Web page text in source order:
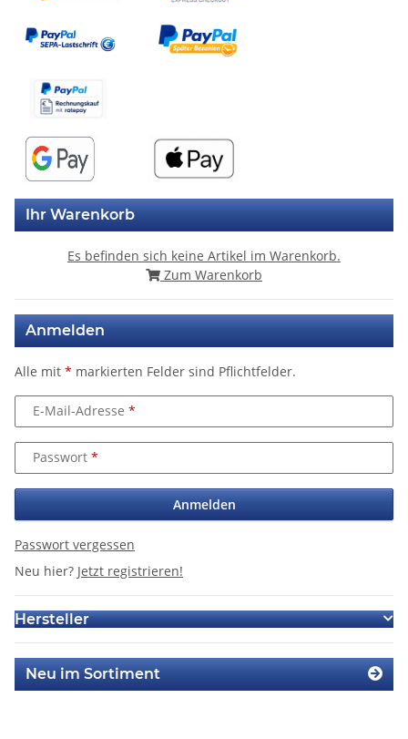
Ihr Warenkorb
Es befinden sich keine Artikel im Warenkorb.
Zum Warenkorb
Anmelden
Alle mit * markierten Felder sind Pflichtfelder.
E-Mail-Adresse
Passwort
Anmelden
Passwort vergessen
Neu hier? Jetzt registrieren!
Hersteller
Neu im Sortiment